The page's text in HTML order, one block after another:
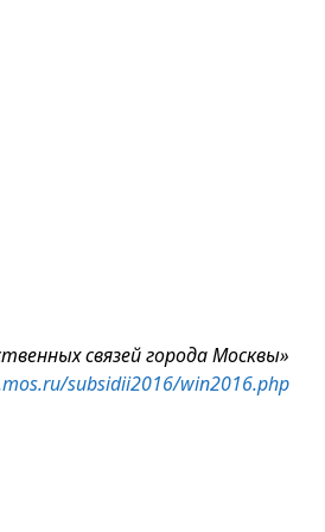
связей города Москвы»
subsidii2016/win2016.php